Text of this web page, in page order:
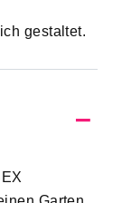
gestaltet.